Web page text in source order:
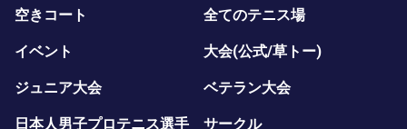
空きコート 全てのテニス場
イベント 大会(公式/草トー)
ジュニア大会 ベテラン大会
日本人男子プロテニス選手 サークル